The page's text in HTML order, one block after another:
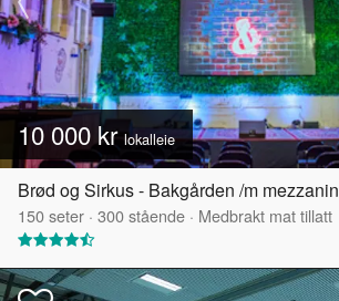
10 000 kr lokalleie
Brød og Sirkus - Bakgården /m mezzanin
150seter · 300stående · Medbrakt mat tillatt